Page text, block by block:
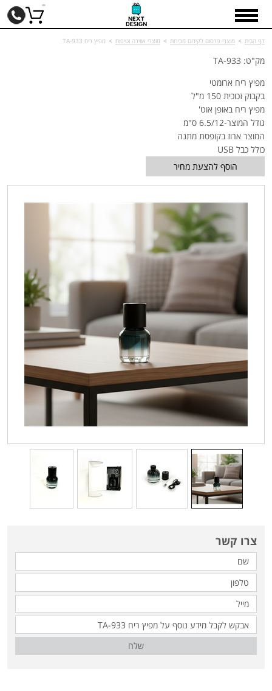
דף הבית > מוצרי פרסום לקידום מכירות > מוצרי אווירה וטיפוח > מפיץ ריח TA-933
מק"ט: TA-933
מפיץ ריח ארומטי
בקבוק זכוכית 150 מ"ל
מפיץ ריח באופן אוט'
גודל המוצר-6.5/12 ס"מ
המוצר ארוז בקופסת מתנה
כולל כבל USB
הוסף להצעת מחיר
צרו קשר
שלח